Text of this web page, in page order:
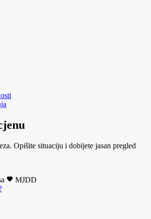
Opišite situaciju i dobijete jasan pregled
MJDD